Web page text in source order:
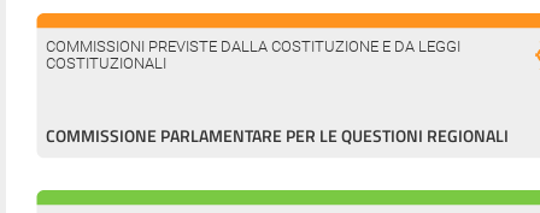
COMMISSIONI PREVISTE DALLA COSTITUZIONE E DA LEGGI
COSTITUZIONALI
COMMISSIONE PARLAMENTARE PER LE QUESTIONI REGIONALI